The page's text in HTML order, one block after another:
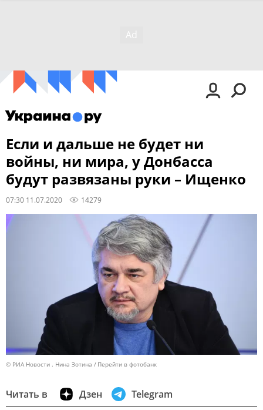
Если и дальше не будет ни
войны, ни мира, у Донбасса
будут развязаны руки – Ищенко
07:30 11.07.2020 14279
© РИА Новости . Нина Зотина Перейти в фотобанк
Читать в Дзен Telegram